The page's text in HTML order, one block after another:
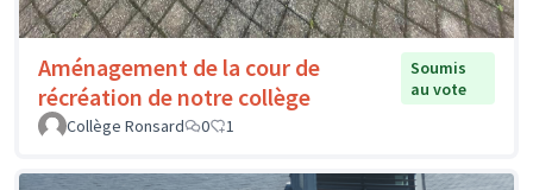
Aménagement de la cour de
récréation de notre collège
Soumis
au vote
Collège Ronsard
0 1